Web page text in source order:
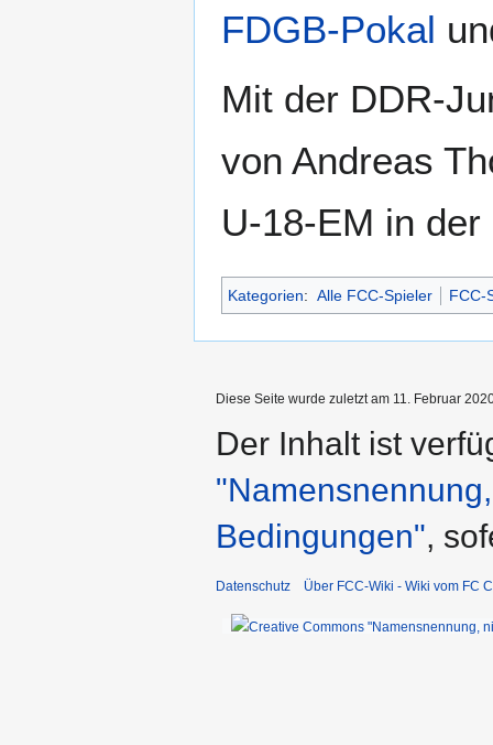
FDGB-Pokal
Mit der DDR-
von Andreas
U-18-EM in
Kategorien: Alle FCC-Spieler FCC-
Diese Seite wurde zuletzt am 11. Februar
Der Inhalt ist
Bedingungen",
Datenschutz Über FCC-Wiki - Wiki vom FC